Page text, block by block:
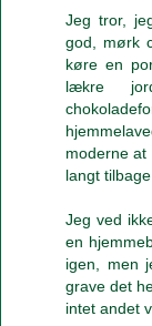
Jeg tror,
god, mørk
køre en
lækre
moderne at
langt
Jeg ved
en
igen, men
grave det
intet andet